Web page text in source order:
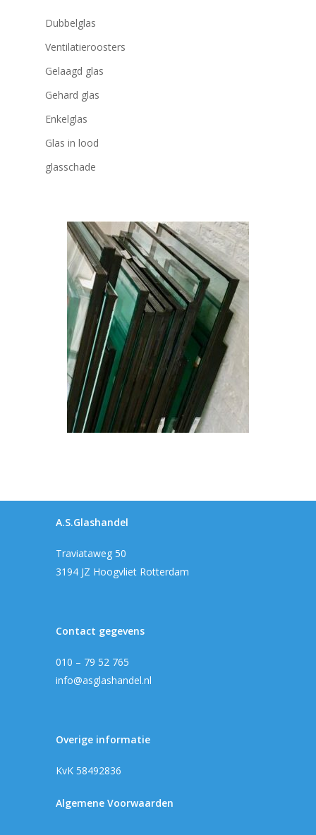
Dubbelglas
Ventilatieroosters
Gelaagd glas
Gehard glas
Enkelglas
Glas in lood
glasschade
A.S.Glashandel
Traviataweg 50
3194 JZ Hoogvliet Rotterdam
Contact gegevens
010 – 79 52 765
info@asglashandel.nl
Overige informatie
KvK 58492836
Algemene Voorwaarden